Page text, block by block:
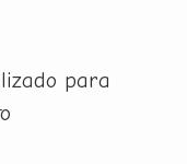
para